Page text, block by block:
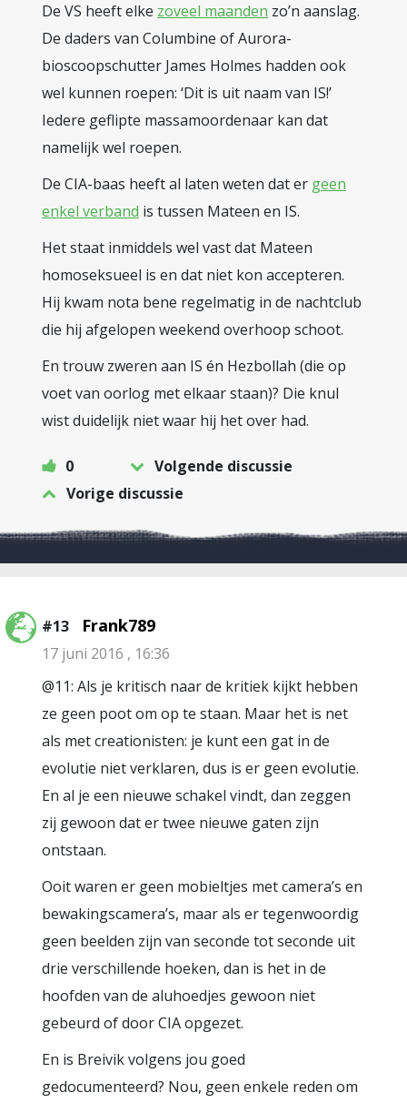
De VS heeft elke zoveel maanden zo’n aanslag.
De daders van Columbine of Aurora-
bioscoopschutter James Holmes hadden ook
wel kunnen roepen: ‘Dit is uit naam van IS!’
Iedere geflipte massamoordenaar kan dat
namelijk wel roepen.
De CIA-baas heeft al laten weten dat er geen
enkel verband is tussen Mateen en IS.
Het staat inmiddels wel vast dat Mateen
homoseksueel is en dat niet kon accepteren.
Hij kwam nota bene regelmatig in de nachtclub
die hij afgelopen weekend overhoop schoot.
En trouw zweren aan IS én Hezbollah (die op
voet van oorlog met elkaar staan)? Die knul
wist duidelijk niet waar hij het over had.
0
Volgende discussie
Vorige discussie
#13 Frank789
17 juni 2016 , 16:36
@11: Als je kritisch naar de kritiek kijkt hebben
ze geen poot om op te staan. Maar het is net
als met creationisten: je kunt een gat in de
evolutie niet verklaren, dus is er geen evolutie.
En al je een nieuwe schakel vindt, dan zeggen
zij gewoon dat er twee nieuwe gaten zijn
ontstaan.
Ooit waren er geen mobieltjes met camera’s en
bewakingscamera’s, maar als er tegenwoordig
geen beelden zijn van seconde tot seconde uit
drie verschillende hoeken, dan is het in de
hoofden van de aluhoedjes gewoon niet
gebeurd of door CIA opgezet.
En is Breivik volgens jou goed
gedocumenteerd? Nou, geen enkele reden om